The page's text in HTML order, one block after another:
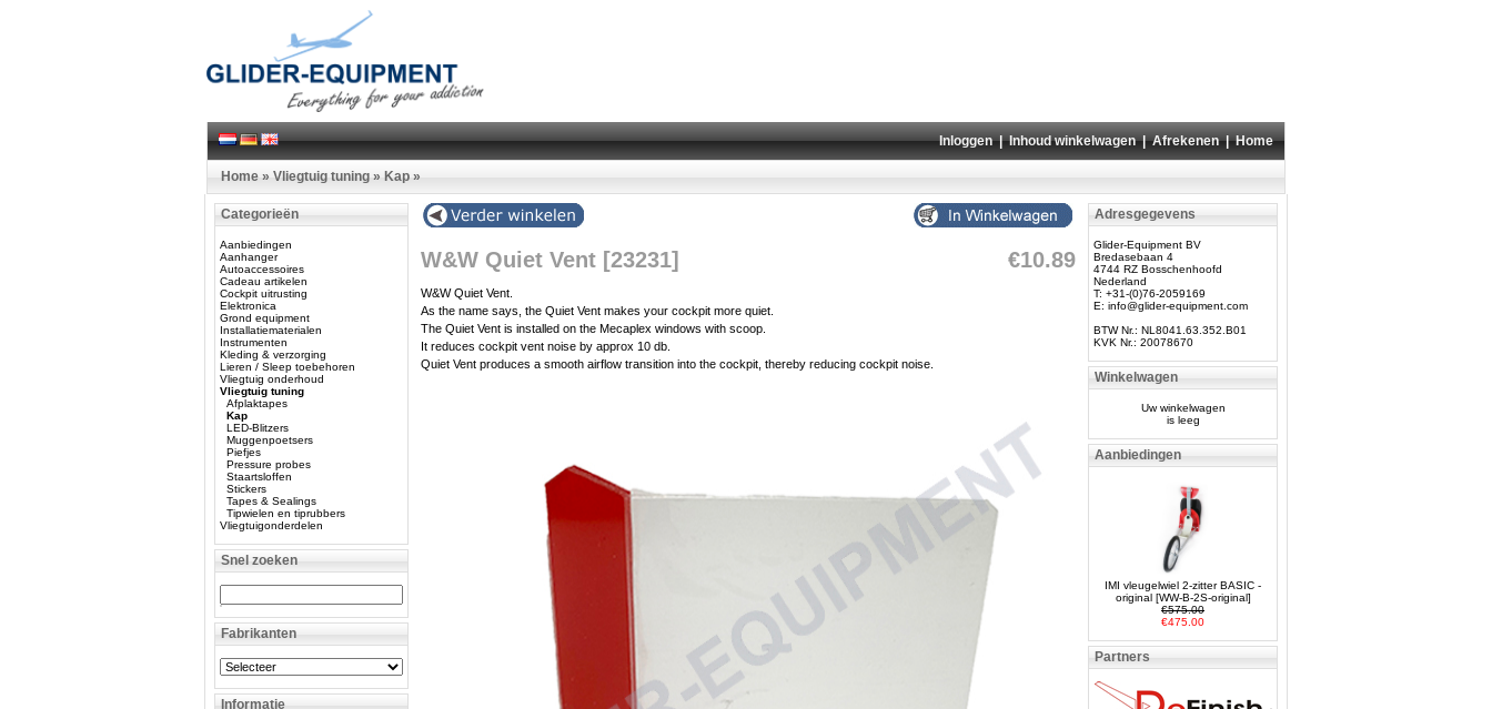
Inloggen|Inhoud winkelwagen|Afrekenen|Home
Home » Vliegtuig tuning » Kap »
Categorieën
Aanbiedingen
Aanhanger
Autoaccessoires
Cadeau artikelen
Cockpit uitrusting
Elektronica
Grond equipment
Installatiematerialen
Instrumenten
Kleding & verzorging
Lieren / Sleep toebehoren
Vliegtuig onderhoud
Vliegtuig tuning
Afplaktapes
Kap
LED-Blitzers
Muggenpoetsers
Piefjes
Pressure probes
Staartsloffen
Stickers
Tapes & Sealings
Tipwielen en tiprubbers
Vliegtuigonderdelen
Snel zoeken
Fabrikanten
Informatie
W&W Quiet Vent [23231] €10.89
W&W Quiet Vent.
As the name says, the Quiet Vent makes your cockpit more quiet.
The Quiet Vent is installed on the Mecaplex windows with scoop.
It reduces cockpit vent noise by approx 10 db.
Quiet Vent produces a smooth airflow transition into the cockpit, thereby reducing cockpit noise.
Adresgegevens
Glider-Equipment BV
Bredasebaan 4
4744 RZ Bosschenhoofd
Nederland
T: +31-(0)76-2059169
E: info@glider-equipment.com
BTW Nr.: NL8041.63.352.B01
KVK Nr.: 20078670
Winkelwagen
Uw winkelwagen
is leeg
Aanbiedingen
IMI vleugelwiel 2-zitter BASIC -
original [WW-B-2S-original]
€575.00
€475.00
Partners